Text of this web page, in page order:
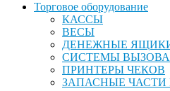
Торговое оборудование
КАССЫ
ВЕСЫ
ДЕНЕЖНЫЕ
СИСТЕМЫ ВЫЗОВА
ПРИНТЕРЫ ЧЕКОВ
ЗАПАСНЫЕ